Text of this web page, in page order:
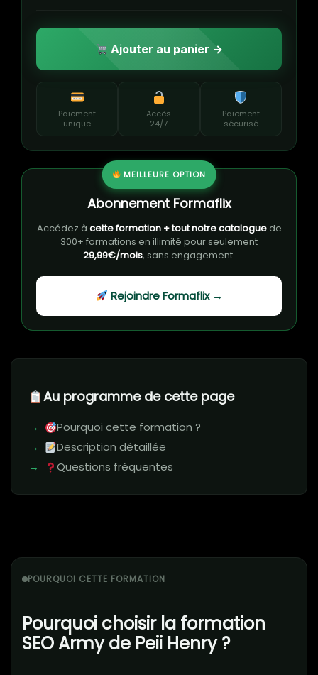
Au programme de cette page
Pourquoi cette formation ?
Description détaillée
Questions fréquentes
POURQUOI CETTE FORMATION
Pourquoi choisir la formation
SEO Army de Peii Henry ?
Ajouter au panier →
Paiement
unique
Accès
24/7
Paiement
sécurisé
MEILLEURE OPTION
Abonnement Formaflix
Accédez à cette formation + tout notre cataloguede
300+ formations en illimité pour seulement
29,99€/mois, sans engagement.
Rejoindre Formaflix →